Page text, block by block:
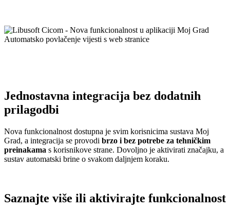
Jednostavna integracija bez dodatnih
prilagodbi
Nova funkcionalnost dostupna je svim korisnicima sustava Moj
Grad, a integracija se provodi brzo i bez potrebe za tehničkim
preinakama s korisnikove strane. Dovoljno je aktivirati značajku, a
sustav automatski brine o svakom daljnjem koraku.
Saznajte više ili aktivirajte funkcionalnost